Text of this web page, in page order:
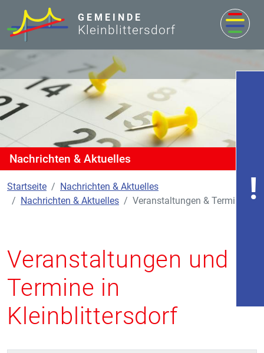
GEMEINDE
Kleinblittersdorf
Nachrichten & Aktuelles
Startseite
Nachrichten & Aktuelles
Nachrichten & Aktuelles
Veranstaltungen & Termine
Veranstaltungen und
Termine in
Kleinblittersdorf